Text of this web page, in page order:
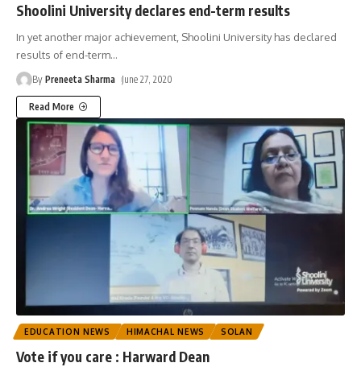
Shoolini University declares end-term results
In yet another major achievement, Shoolini University has declared
results of end-term…
By Preneeta Sharma June 27, 2020
Read More
EDUCATION NEWS HIMACHAL NEWS SOLAN
Vote if you care : Harward Dean